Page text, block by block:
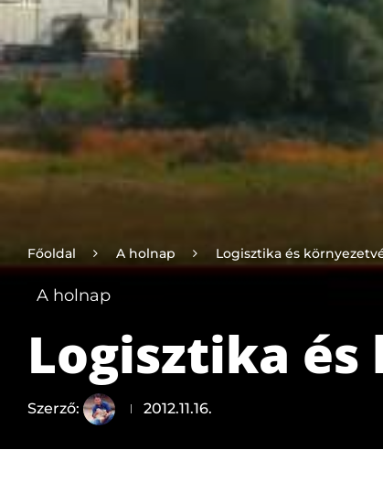
Főoldal A holnap Logisztika és
A holnap
Logisztika
Szerző: 2012.11.16.